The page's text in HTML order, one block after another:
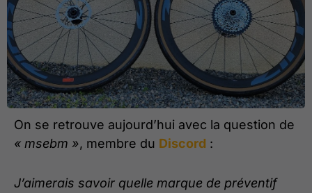
On se retrouve aujourd’hui avec la question de
« msebm », membre du Discord :
J’aimerais savoir quelle marque de préventif